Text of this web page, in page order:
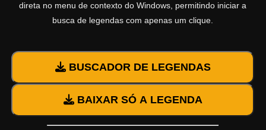
direta no menu de contexto do Windows, permitindo iniciar a
busca de legendas com apenas um clique.
BUSCADOR DE LEGENDAS
BAIXAR SÓ A LEGENDA